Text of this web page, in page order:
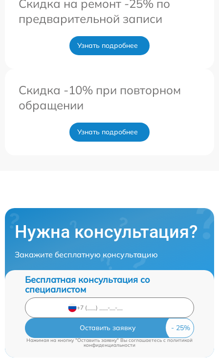
Скидка на ремонт -25% по
предварительной записи
Узнать подробнее
Скидка -10% при повторном
обращении
Узнать подробнее
Нужна консультация?
Закажите бесплатную консультацию
Бесплатная консультация со
специалистом
Оставить заявку
Нажимая на кнопку "Оставить заявку" Вы соглашаетесь cполитикой
конфиденциальности